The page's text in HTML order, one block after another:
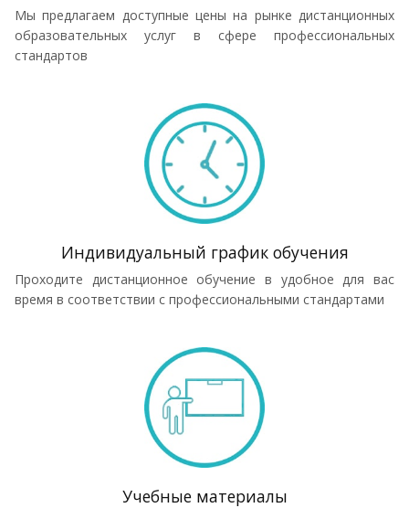
Мы предлагаем доступные цены на рынке дистанционных
образовательных услуг в сфере профессиональных
стандартов
Индивидуальный график обучения
Проходите дистанционное обучение в удобное для вас
время в соответствии с профессиональными стандартами
Учебные материалы